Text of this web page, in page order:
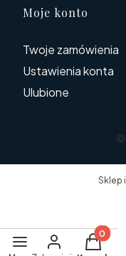
Moje konto
Twoje zamówienia
Ustawienia konta
Ulubione
©
Sklep